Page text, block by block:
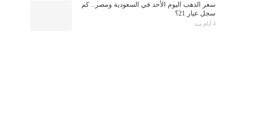
سعر الذهب اليوم الأحد في السعودية ومصر.. كم
سجل عيار 21؟
4 أيام منذ